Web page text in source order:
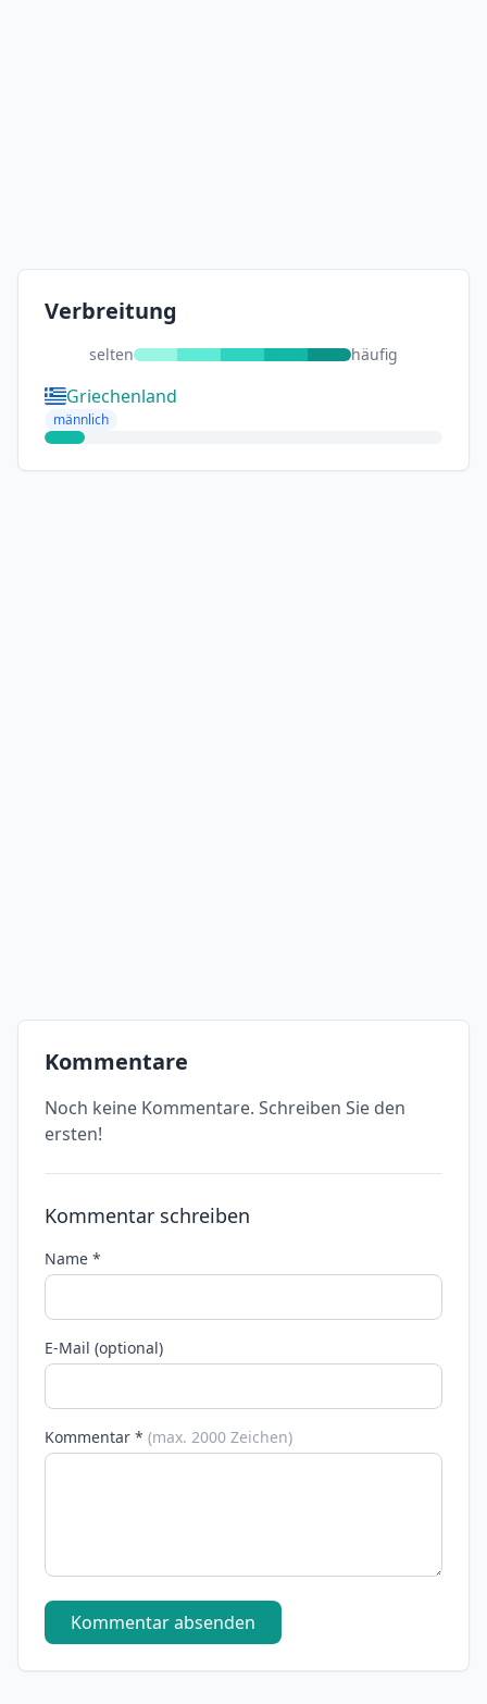
Verbreitung
selten häufig
Griechenland
männlich
Kommentare
Noch keine Kommentare. Schreiben Sie den
ersten!
Kommentar schreiben
Name *
E-Mail (optional)
Kommentar * (max. 2000 Zeichen)
Kommentar absenden